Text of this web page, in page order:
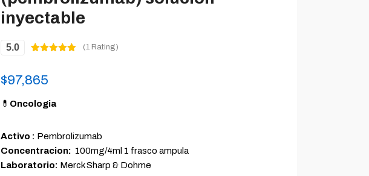
inyectable
5.0
5 basado
en
de cliente
(1 Rating)
$97,865
💊 Oncologia
Activo : Pembrolizumab
Concentracion: 100mg/4ml 1 frasco ampula
Laboratorio: Merck Sharp & Dohme